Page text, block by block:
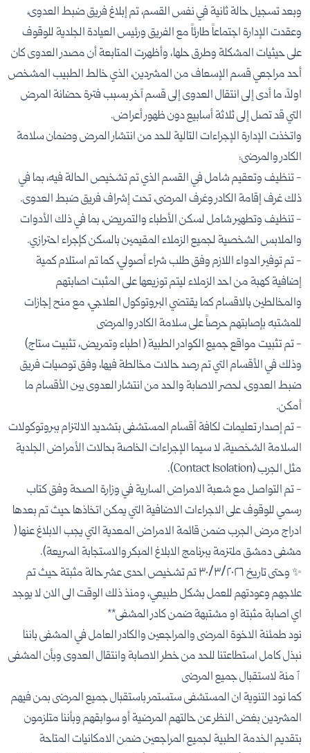
وبعد تسجيل حالة ثانية في نفس القسم، تم إبلاغ فريق ضبط العدوى،
وعقدت الإدارة اجتماعاً طارئاً مع الفريق ورئيس العيادة الجلدية للوقوف
على حيثيات المشكلة وطرق حلها٫ وأظهرت المتابعة أن مصدر العدوى كان
أحد مراجعي قسم الإسعاف من المشردين، الذي خالط الطبيب المشخص
اولاً، ما أدى إلى انتقال العدوى إلى قسم آخر بسبب فترة حضانة المرض
التي قد تصل إلى ثلاثة أسابيع دون ظهور أعراض.
واتخذت الإدارة الإجراءات التالية للحد من انتشار المرض وضمان سلامة
الكادر والمرضى:
- تنظيف وتعقيم شامل في القسم الذي تم تشخيص الحالة فيه، بما في
ذلك غرف إقامة الكادر وغرف المرضى، تحت إشراف فريق ضبط العدوى.
- تنظيف وتطهير شامل لسكن الأطباء والتمريض، بما في ذلك الأدوات
والملابس الشخصية لجميع الزملاء المقيمين بالسكن كإجراء احترازي.
- تم توفير الدواء اللازم وفق طلب شراء أصولي، كما تم استلام كمية
إضافية كهبة من احد الزملاء ليتم توزيعها على المثبت اصابتهم
والمخالطين بالاقسام كما يقتضي البروتوكول العلاجي، مع منح إجازات
للمشتبه بإصابتهم حرصاً على سلامة الكادر والمرضى
- تم تثبيت مواقع جميع الكوادر الطبية ( اطباء وتمريض٫ تثبيت ستاج)
وذلك في الأقسام التي تم رصد حالات مخالطة فيها، وفق توصيات فريق
ضبط العدوى، لحصر الاصابة والحد من انتشار العدوى بين الأقسام ما
أمكن.
- تم إصدار تعليمات لكافة أقسام المستشفى بتشديد الالتزام ببروتوكولات
السلامة الشخصية، لا سيما الإجراءات الخاصة بحالات الأمراض الجلدية
مثل الجرب (Contact Isolation).
- تم التواصل مع شعبة الامراض السارية في وزارة الصحة وفق كتاب
رسمي للوقوف على الاجراءات الاضافية التي يمكن اتخاذها حيث تم بعدها
ادراج مرض الجرب ضمن قائمة الامراض المعدية التي يجب الابلاغ عنها (
مشفى دمشق ملتزمة ببرنامج الابلاغ المبكر والاستجابة السريعة).
✨ وحتى تاريخ ٣٠/٣/٢٠٢٦ تم تشخيص احدى عشر حالة مثبتة حيث تم
علاجهم وعودتهم للعمل بشكل طبيعي٫ ومنذ ذلك الوقت الى الان لا يوجد
اي اصابة مثبتة او مشتبهة ضمن كادر المشفى**
نود طمئنة الاخوة المرضى والمراجعين والكادر العامل في المشفى باننا
نبذل كامل استطاعتنا للحد من خطر الاصابة وانتقال العدوى وبأن المشفى
ٱمنة لاستقبال جميع المرضى
كما نود التنوية ان المستشفى ستستمر باستقبال جميع المرضى بمن فيهم
المشردين بغض النظر عن حالتهم المرضية أو سوابقهم وبأننا متلزمون
بتقديم الخدمة الطبية لجميع المراجعين ضمن الامكانيات المتاحة